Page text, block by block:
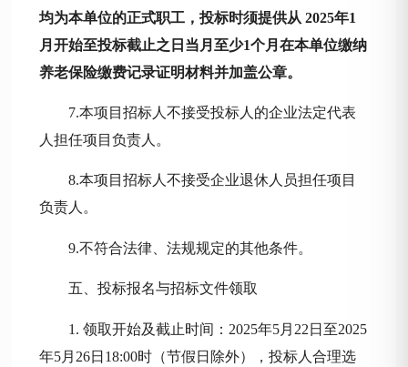
均为本单位的正式职工，投标时须提供从 2025年1
月开始至投标截止之日当月至少1个月在本单位缴纳
养老保险缴费记录证明材料并加盖公章。
7.本项目招标人不接受投标人的企业法定代表
人担任项目负责人。
8.本项目招标人不接受企业退休人员担任项目
负责人。
9.不符合法律、法规规定的其他条件。
五、投标报名与招标文件领取
1. 领取开始及截止时间：2025年5月 22 日至2025
年5月 26日 18:00时（节假日除外），投标人合理选